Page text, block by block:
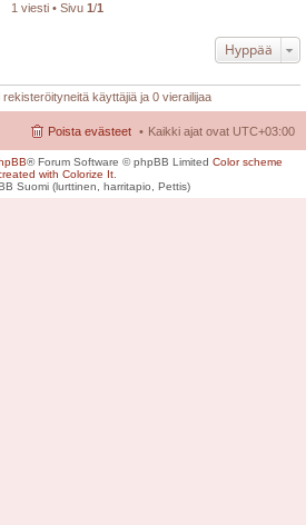
1 viesti • Sivu 1/1
Hyppää
käyttäjiä ja 0 vierailijaa
Kaikki ajat ovat UTC+03:00
Poista evästeet
® Forum Software © phpBB Limited Color scheme
with Colorize It
Suomi (lurttinen, harritapio, Pettis)